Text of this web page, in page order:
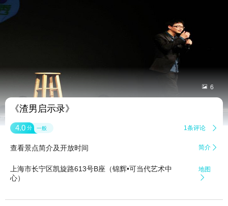
 6
《渣男启示录》
4.0 分 一般 1条评论 
查看景点简介及开放时间 简介 
上海市长宁区凯旋路613号B座（锦辉•可当代艺术中
心）
地图

